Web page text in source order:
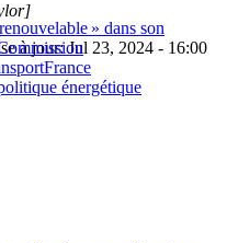
» dans son
à jour: Jul 23, 2024 - 16:00
France
énergétique